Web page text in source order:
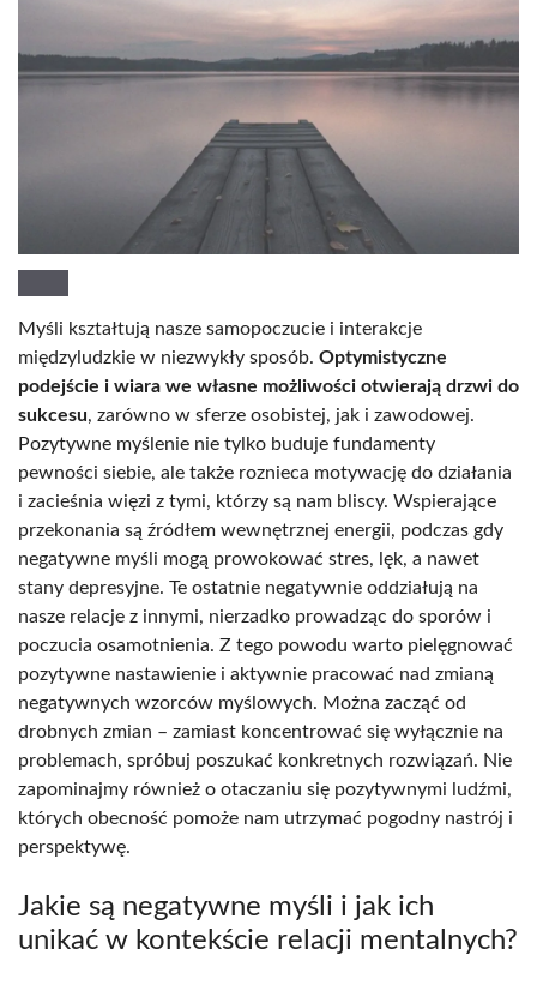
Myśli kształtują nasze samopoczucie i interakcje
międzyludzkie w niezwykły sposób. Optymistyczne
podejście i wiara we własne możliwości otwierają drzwi do
sukcesu, zarówno w sferze osobistej, jak i zawodowej.
Pozytywne myślenie nie tylko buduje fundamenty
pewności siebie, ale także roznieca motywację do działania
i zacieśnia więzi z tymi, którzy są nam bliscy. Wspierające
przekonania są źródłem wewnętrznej energii, podczas gdy
negatywne myśli mogą prowokować stres, lęk, a nawet
stany depresyjne. Te ostatnie negatywnie oddziałują na
nasze relacje z innymi, nierzadko prowadząc do sporów i
poczucia osamotnienia. Z tego powodu warto pielęgnować
pozytywne nastawienie i aktywnie pracować nad zmianą
negatywnych wzorców myślowych. Można zacząć od
drobnych zmian – zamiast koncentrować się wyłącznie na
problemach, spróbuj poszukać konkretnych rozwiązań. Nie
zapominajmy również o otaczaniu się pozytywnymi ludźmi,
których obecność pomoże nam utrzymać pogodny nastrój i
perspektywę.
Jakie są negatywne myśli i jak ich
unikać w kontekście relacji mentalnych?